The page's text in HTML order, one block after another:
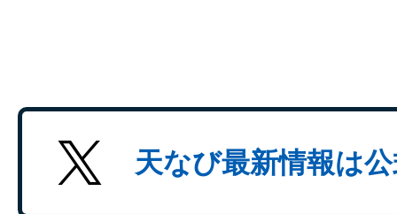
天なび最新情報は